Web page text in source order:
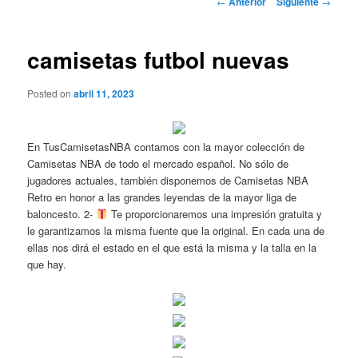
camisetas futbol nuevas
Posted onabril 11, 2023
En TusCamisetasNBA contamos con la mayor colección de
Camisetas NBA de todo el mercado español. No sólo de
jugadores actuales, también disponemos de Camisetas NBA
Retro en honor a las grandes leyendas de la mayor liga de
baloncesto. 2-
Te proporcionaremos una impresión gratuita y
le garantizamos la misma fuente que la original. En cada una de
ellas nos dirá el estado en el que está la misma y la talla en la
que hay.